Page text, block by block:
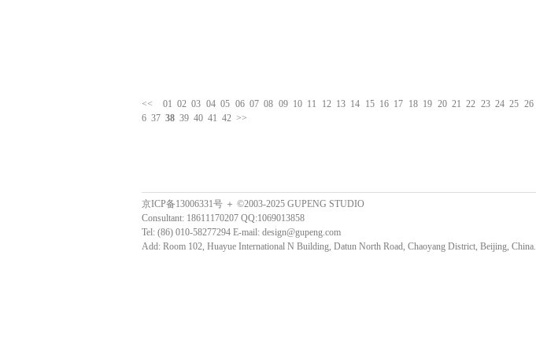
<< 01 02 03 04 05 06 07 08 09 10 11 12 13 14 15 16 17 18 19 20 21 22 23 24 25 26
6 37 38 39 40 41 42 >>
京ICP备13006331号 ＋ ©2003-2025 GUPENG STUDIO
Consultant: 18611170207 QQ:1069013858
Tel: (86) 010-58277294 E-mail: design@gupeng.com
Add: Room 102, Huayue International N Building, Datun North Road, Chaoyang District, Beijing, China.